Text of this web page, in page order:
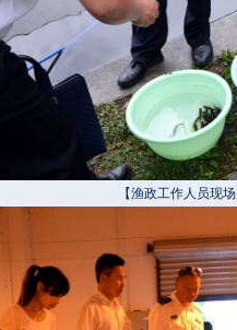
【渔政工作人员现